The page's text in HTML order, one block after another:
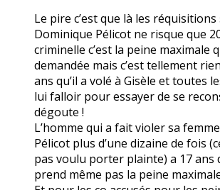
Le pire c’est que là les
Dominique Pélicot ne risque que
criminelle c’est la peine maximale
demandée mais c’est tellement
ans qu’il a volé à Gisèle et toutes
lui falloir pour essayer de se
dégoute !
L’homme qui a fait violer sa
Pélicot plus d’une dizaine de fois
pas voulu porter plainte) a 17 ans
prend même pas la peine